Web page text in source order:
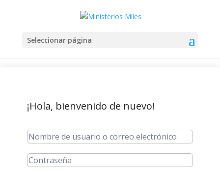
Seleccionar página
¡Hola, bienvenido de nuevo!